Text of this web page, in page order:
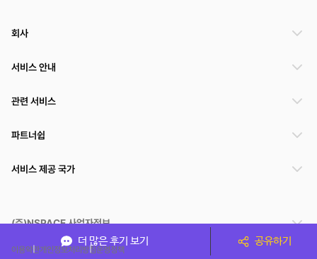
더 많은 후기 보기 공유하기
회사
서비스 안내
관련 서비스
파트너쉽
서비스 제공 국가
(주)NSPACE 사업자정보
이용약관개인정보처리방침운영정책